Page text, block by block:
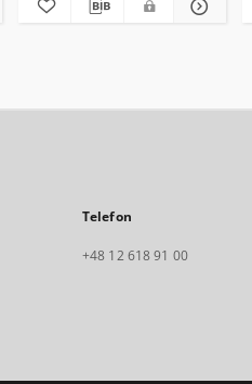
Telefon
+48 12 618 91 00